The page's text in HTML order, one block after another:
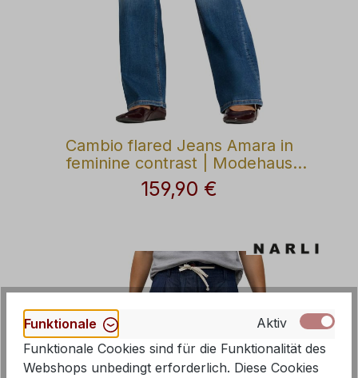
Cambio flared Jeans Amara in
feminine contrast | Modehaus
Wörmann
Regulärer Preis:
159,90 €
Funktionale
Aktiv
Funktionale Cookies sind für die Funktionalität des
Webshops unbedingt erforderlich. Diese Cookies